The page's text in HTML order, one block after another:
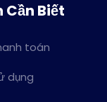
Cần Biết
toán
dụng